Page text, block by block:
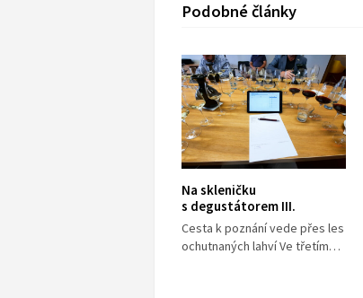
Podobné články
Na skleničku
s degustátorem III.
Cesta k poznání vede přes les
ochutnaných lahví Ve třetím…